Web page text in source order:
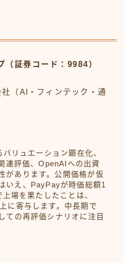
（証券コード：9984）
社（AI・フィンテック・通
リュエーション顕在化、
連評価、OpenAIへの出資
があります。公開価格が仮
いえ、PayPayが時価総額1
場を果たしたことは、
に寄与します。中長期で
ての再評価シナリオに注目